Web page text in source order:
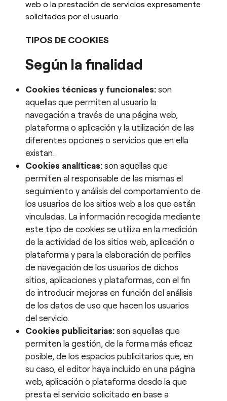
web o la prestación de servicios expresamente
solicitados por el usuario.
TIPOS DE COOKIES
Según la finalidad
Cookies técnicas y funcionales: son
aquellas que permiten al usuario la
navegación a través de una página web,
plataforma o aplicación y la utilización de las
diferentes opciones o servicios que en ella
existan.
Cookies analíticas: son aquellas que
permiten al responsable de las mismas el
seguimiento y análisis del comportamiento de
los usuarios de los sitios web a los que están
vinculadas. La información recogida mediante
este tipo de cookies se utiliza en la medición
de la actividad de los sitios web, aplicación o
plataforma y para la elaboración de perfiles
de navegación de los usuarios de dichos
sitios, aplicaciones y plataformas, con el fin
de introducir mejoras en función del análisis
de los datos de uso que hacen los usuarios
del servicio.
Cookies publicitarias: son aquellas que
permiten la gestión, de la forma más eficaz
posible, de los espacios publicitarios que, en
su caso, el editor haya incluido en una página
web, aplicación o plataforma desde la que
presta el servicio solicitado en base a